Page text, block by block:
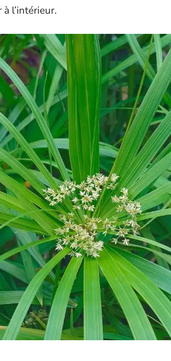
l’intérieur.